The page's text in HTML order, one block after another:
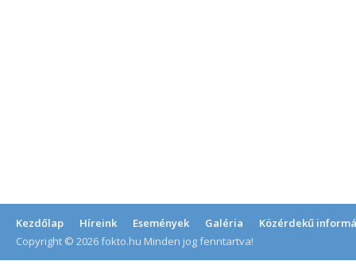
Kezdőlap Híreink Események Galéria
Közérdekű
Copyright © 2026 fokto.hu Minden jog fenntartva!